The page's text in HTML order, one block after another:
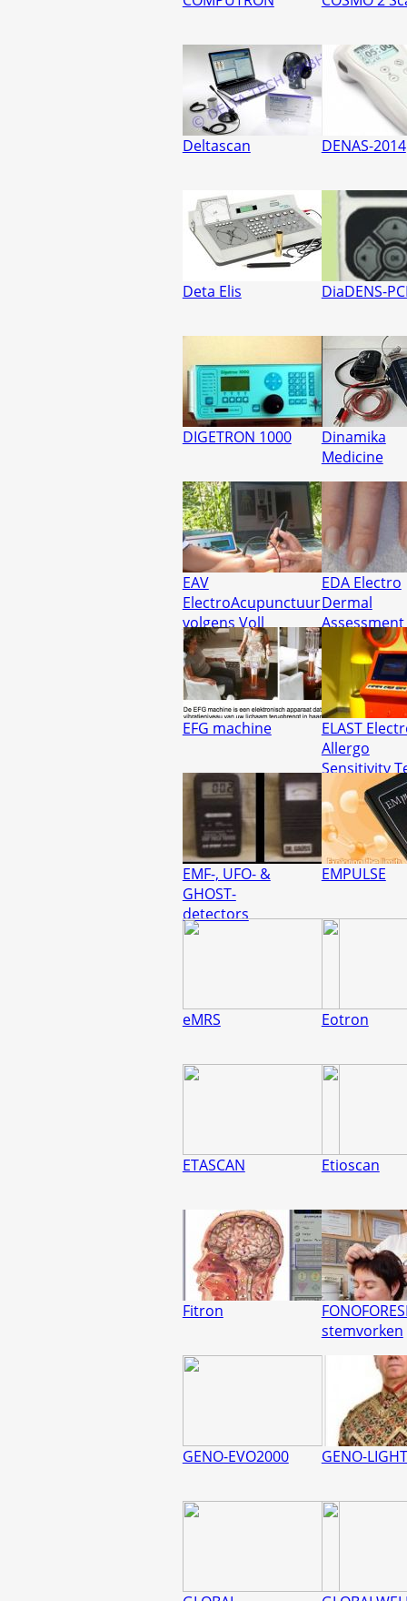
Deltascan DENAS-2014
Deta Elis DiaDENS-
DIGETRON 1000
Dinamika
Medicine
EAV
ElectroAcupunctuur
volgens Voll
EDA Electro
Dermal
Assessment
EFG machine
ELAST
Allergo
Sensitivity
EMF-, UFO- &
GHOST-
detectors
EMPULSE
eMRS Eotron
ETASCAN Etioscan
Fitron
stemvorken
GENO-EVO2000 GENO-